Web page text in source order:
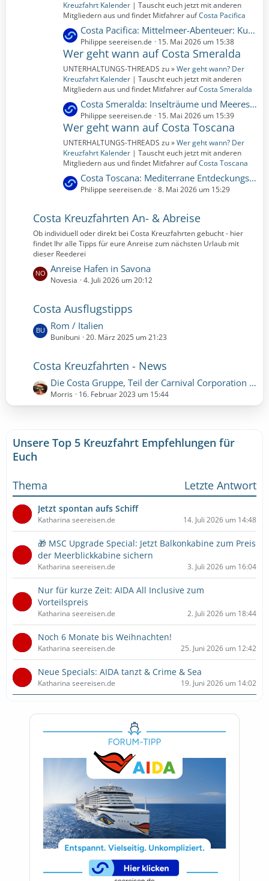
ä
g
e
t
e
B
e
i
t
r
ä
g
e
Kreuzfahrt Kalender | Tauscht euch jetzt mit anderen
Mitgliedern aus und findet Mitfahrer aufCosta Pacifica
L
e
t
z
t
e
B
e
i
t
r
ä
g
e
Costa Pacifica: Mittelmeer-Abenteuer: Kunst, Kultur und Küstenzauber | 6 Nächte | 07.06.2026 bis 13.06.2026 (Sonntag, 7. Juni 2026, 00:00 – Samstag, 13. Juni 2026, 00:00)
Philippe seereisen.de 15. Mai 2026 um 15:38
Wer geht wann auf Costa Smeralda
UNTERHALTUNGS-THREADS zu »Wer geht wann? Der
Kreuzfahrt Kalender | Tauscht euch jetzt mit anderen
Mitgliedern aus und findet Mitfahrer aufCosta Smeralda
L
e
t
z
t
e
B
e
r
ä
g
e
Costa Smeralda: Inselträume und Meeresbrisen | 6 Nächte | 28.03.2027 bis 03.04.2027 (Sonntag, 28. März 2027, 00:00 – Samstag, 3. April 2027, 00:00)
Philippe seereisen.de 15. Mai 2026 um 15:39
Wer geht wann auf Costa Toscana
UNTERHALTUNGS-THREADS zu »Wer geht wann? Der
Kreuzfahrt Kalender | Tauscht euch jetzt mit anderen
Mitgliedern aus und findet Mitfahrer aufCosta Toscana
L
e
z
t
e
B
i
t
ä
e
Costa Toscana: Mediterrane Entdeckungsreise | 6 Nächte | 16.05.2026 bis 22.05.2026 (Samstag, 16. Mai 2026, 00:00 – Freitag, 22. Mai 2026, 00:00)
Philippe seereisen.de 8. Mai 2026 um 15:29
Costa Kreuzfahrten An- & Abreise
Ob individuell oder direkt bei Costa Kreuzfahrten gebucht - hier
findet Ihr alle Tipps für eure Anreise zum nächsten Urlaub mit
dieser Reederei
L
e
z
t
e
B
i
r
Anreise Hafen in Savona
Novesia 4. Juli 2026 um 20:12
Costa Ausflugstipps
L
e
z
t
e
B
e
r
ä
e
Rom / Italien
Bunibuni 20. März 2025 um 21:23
Costa Kreuzfahrten - News
L
e
t
e
B
t
Die Costa Gruppe, Teil der Carnival Corporation und Europas führendes Kreuzfahrtunternehmen mit seinen beiden Marken Costa Kreuzfahrten und AIDA Cruises, hat gemeinsam mit dem führenden Methanolhersteller Proman eine Absichtserklärung unterzeichnet, um di
Morris 16. Februar 2023 um 15:44
Unsere Top 5 Kreuzfahrt Empfehlungen für
Euch
Thema
Letzte Antwort
Jetzt spontan aufs Schiff
Katharina seereisen.de 14. Juli 2026 um 14:48
🎁 MSC Upgrade Special: Jetzt Balkonkabine zum Preis
der Meerblickkabine sichern
Katharina seereisen.de 3. Juli 2026 um 16:04
Nur für kurze Zeit: AIDA All Inclusive zum
Vorteilspreis
Katharina seereisen.de 2. Juli 2026 um 18:44
Noch 6 Monate bis Weihnachten!
Katharina seereisen.de 25. Juni 2026 um 12:42
Neue Specials: AIDA tanzt & Crime & Sea
Katharina seereisen.de 19. Juni 2026 um 14:02